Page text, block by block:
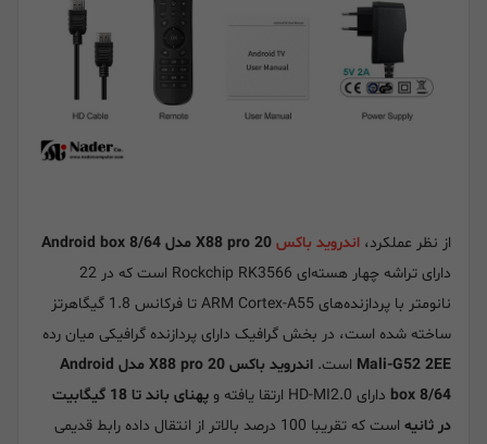
از نظر عملکرد، اندروید باکس
دارای تراشه چهار هسته‌ای Rockchip RK3566 است که در 22
نانومتر با پردازنده‌های ARM Cortex-A55 تا فرکانس 1.8 گیگاهرتز
ساخته شده است، در بخش گرافیک دارای پردازنده گرافیکی میان رده
Mali-G52 2EE است.
اندروید باکس X88 pro 20 مدل Android
box 8/64 دارای HD-MI2.0 ارتقا یافته و
پهنای باند تا 18 گیگابیت
در ثانیه
است که تقریبا 100 درصد بالاتر از انتقال داده رابط قدیمی